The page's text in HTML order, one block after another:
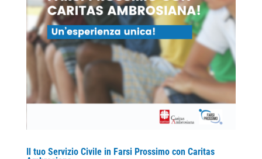
Il tuo Servizio Civile in Farsi Prossimo con Caritas